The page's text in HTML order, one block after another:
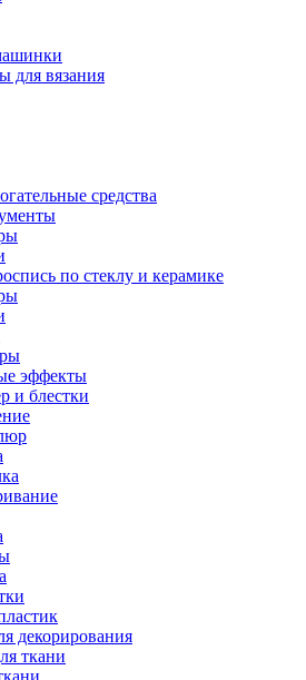
для вязания
средства
по стеклу и керамике
эффекты
и блестки
декорирования
ткани